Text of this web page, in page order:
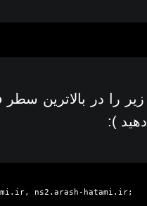
را در بالاترین سطر
دهید ):
ns2.arash-hatami.ir;